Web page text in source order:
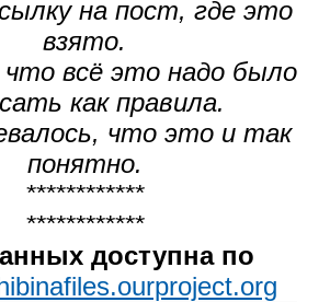
на пост, где это
взято.
что всё это надо было
как правила.
что это и так
понятно.
************
************
доступна по